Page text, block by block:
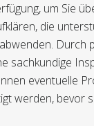
um Sie
die
Durch
sachkundige
eventuelle
werden, bevor